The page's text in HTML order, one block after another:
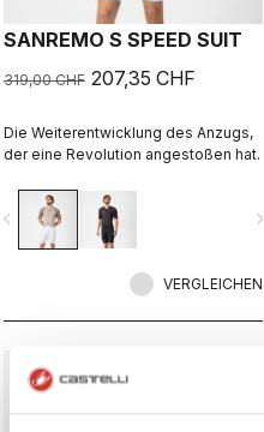
SANREMO S SPEED SUIT
319,00 CHF 207,35 CHF
Die Weiterentwicklung des Anzugs,
der eine Revolution angestoßen hat.
navigate_next
VERGLEICHEN